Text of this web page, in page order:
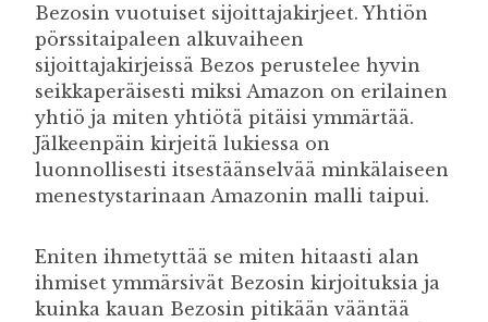
Bezosin vuotuiset sijoittajakirjeet. Yhtiön
pörssitaipaleen alkuvaiheen
sijoittajakirjeissä Bezos perustelee hyvin
seikkaperäisesti miksi Amazon on erilainen
yhtiö ja miten yhtiötä pitäisi ymmärtää.
Jälkeenpäin kirjeitä lukiessa on
luonnollisesti itsestäänselvää minkälaiseen
menestystarinaan Amazonin malli taipui.
Eniten ihmetyttää se miten hitaasti alan
ihmiset ymmärsivät Bezosin kirjoituksia ja
kuinka kauan Bezosin pitikään vääntää